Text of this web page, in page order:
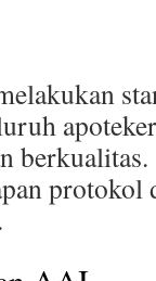
protokol